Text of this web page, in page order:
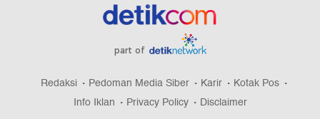
part of
Redaksi Pedoman Media Siber Karir
Kotak Pos
Info Iklan
Privacy Policy Disclaimer